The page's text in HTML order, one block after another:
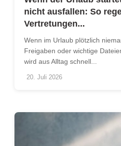
nicht ausfallen: So
Vertretungen...
Wenn im Urlaub plötzlich
Freigaben oder wichtige
wird aus Alltag schnell...
20. Juli 2026